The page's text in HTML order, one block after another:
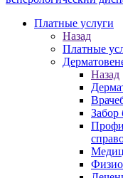
Платные услуги
Назад
Платные
Назад
Забор